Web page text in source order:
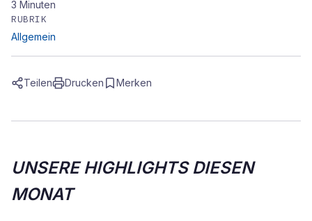
3 Minuten
RUBRIK
Allgemein
Teilen Drucken Merken
UNSERE HIGHLIGHTS DIESEN
MONAT